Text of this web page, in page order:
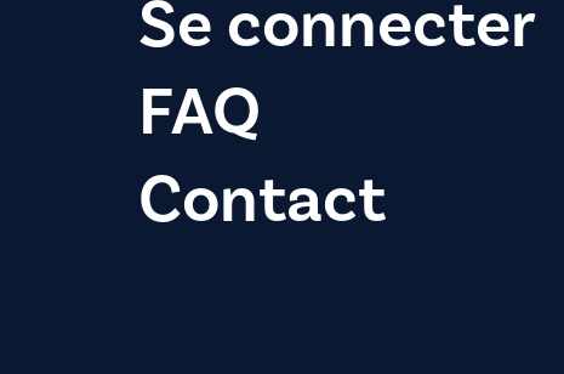
Se connecter
FAQ
Contact